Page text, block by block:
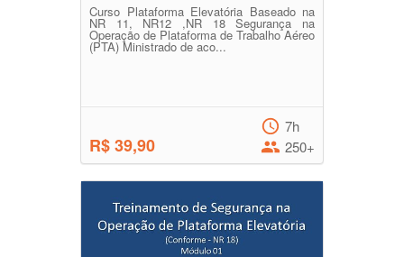
Curso Plataforma Elevatória Baseado na
NR 11, NR12 ,NR 18 Segurança na
Operação de Plataforma de Trabalho Aéreo
(PTA) Ministrado de aco...
R$ 39,90
7h
250+